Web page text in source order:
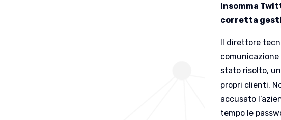
Insomma
corretta
Il direttore
stato risolto,
propri clienti.
accusato
tempo le